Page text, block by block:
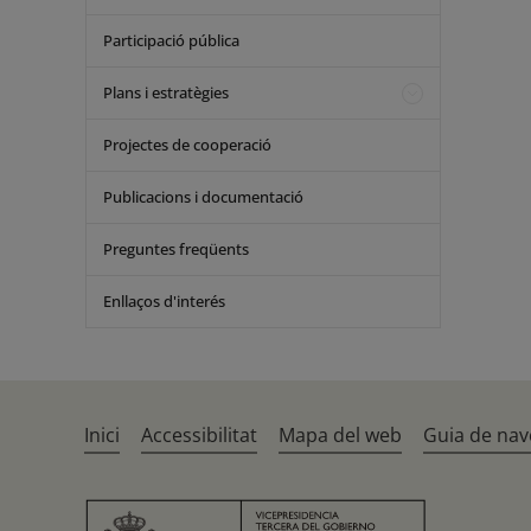
Participació pública
Plans i estratègies
Projectes de cooperació
Publicacions i documentació
Preguntes freqüents
Enllaços d'interés
Inici Accessibilitat Mapa del web Guia de